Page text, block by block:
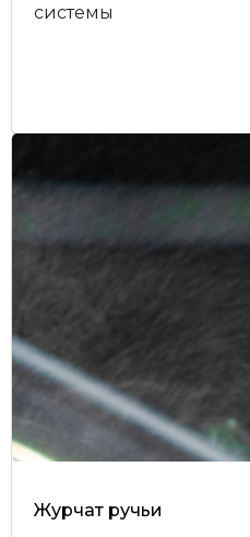
системы
Журчат ручьи